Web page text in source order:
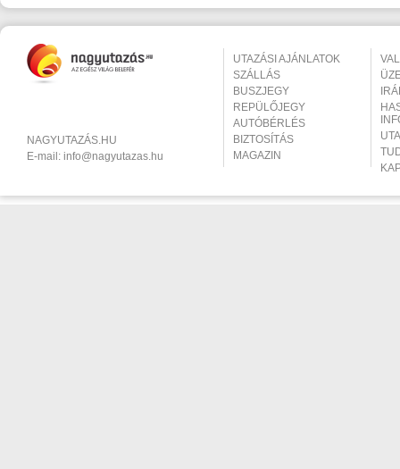
NAGYUTAZÁS.HU
E-mail: info@nagyutazas.hu
UTAZÁSI AJÁNLATOK
SZÁLLÁS
BUSZJEGY
REPÜLŐJEGY
AUTÓBÉRLÉS
BIZTOSÍTÁS
MAGAZIN